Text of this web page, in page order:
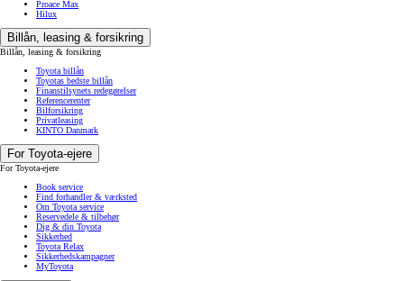
Proace Max
Hilux
Billån, leasing & forsikring
Billån, leasing & forsikring
Toyota billån
Toyotas bedste billån
Finanstilsynets redegørelser
Referencerenter
Bilforsikring
Privatleasing
KINTO Danmark
For Toyota-ejere
For Toyota-ejere
Book service
Find forhandler & værksted
Om Toyota service
Reservedele & tilbehør
Dig & din Toyota
Sikkerhed
Toyota Relax
Sikkerhedskampagner
MyToyota